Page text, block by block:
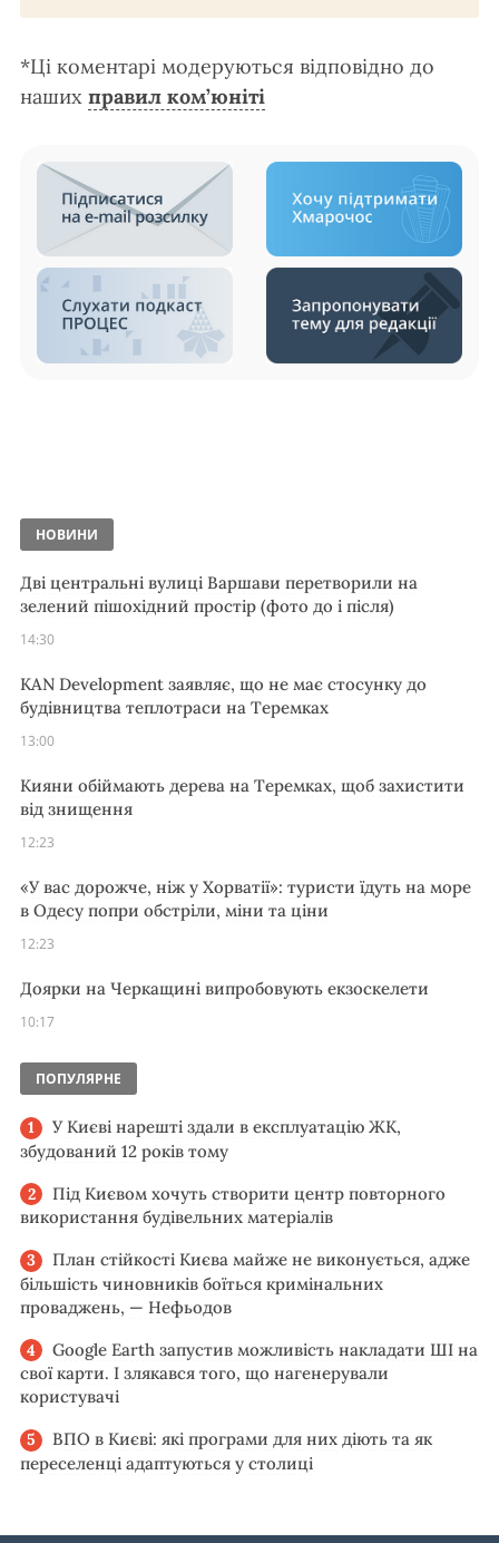
*Ці коментарі модеруються відповідно до
наших правил ком’юніті
НОВИНИ
Дві центральні вулиці Варшави перетворили на
зелений пішохідний простір (фото до і після)
14:30
KAN Development заявляє, що не має стосунку до
будівництва теплотраси на Теремках
13:00
Кияни обіймають дерева на Теремках, щоб захистити
від знищення
12:23
«У вас дорожче, ніж у Хорватії»: туристи їдуть на море
в Одесу попри обстріли, міни та ціни
12:23
Доярки на Черкащині випробовують екзоскелети
10:17
ПОПУЛЯРНЕ
У Києві нарешті здали в експлуатацію ЖК,
збудований 12 років тому
Під Києвом хочуть створити центр повторного
використання будівельних матеріалів
План стійкості Києва майже не виконується, адже
більшість чиновників боїться кримінальних
проваджень, — Нефьодов
Google Earth запустив можливість накладати ШІ на
свої карти. І злякався того, що нагенерували
користувачі
ВПО в Києві: які програми для них діють та як
переселенці адаптуються у столиці